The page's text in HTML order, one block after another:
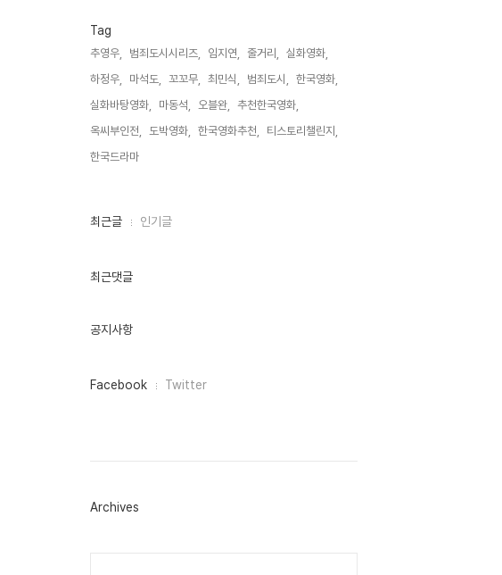
Tag
추영우, 범죄도시시리즈, 임지연, 줄거리,
실화영화,
하정우,
마석도, 꼬꼬무, 최민식, 범죄도시,
한국영화,
실화바탕영화,
마동석, 오블완,
추천한국영화,
옥씨부인전,
도박영화, 한국영화추천,
티스토리챌린지,
한국드라마,
최
인
최근글 인기글
최근댓글
공지사항
페
그
Facebook Twitter
Archives